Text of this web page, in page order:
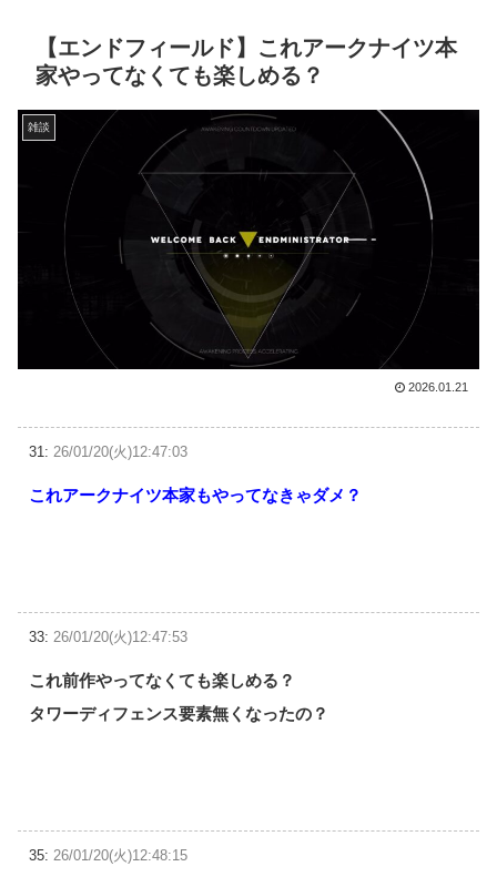
【エンドフィールド】これアークナイツ本
家やってなくても楽しめる？
雑談
2026.01.21
31: 26/01/20(火)12:47:03
これアークナイツ本家もやってなきゃダメ？
33: 26/01/20(火)12:47:53
これ前作やってなくても楽しめる？
タワーディフェンス要素無くなったの？
35: 26/01/20(火)12:48:15